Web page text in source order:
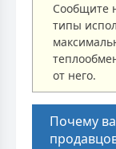
Сообщите
типы
от него.
Почему